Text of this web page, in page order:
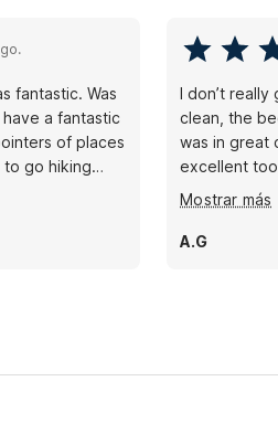
fantastic. Was
a fantastic
of places
go hiking
collect
was
rest of the
one day and
I don’t
clean, the
was in great
excellent too. Yes, it’s close to the freeway
might hear
quiet and
price, I
Mostrar más
A.G